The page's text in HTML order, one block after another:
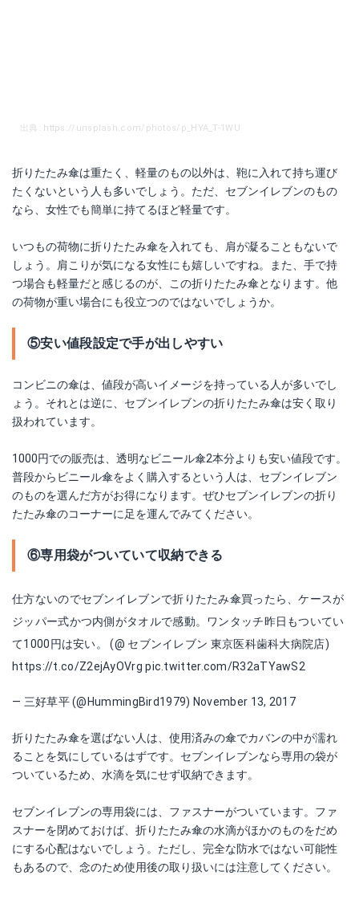
出典: https://unsplash.com/photos/p_HYA_T-1WU
折りたたみ傘は重たく、軽量のもの以外は、鞄に入れて持ち運び
たくないという人も多いでしょう。ただ、セブンイレブンのもの
なら、女性でも簡単に持てるほど軽量です。
いつもの荷物に折りたたみ傘を入れても、肩が凝ることもないで
しょう。肩こりが気になる女性にも嬉しいですね。また、手で持
つ場合も軽量だと感じるのが、この折りたたみ傘となります。他
の荷物が重い場合にも役立つのではないでしょうか。
⑤安い値段設定で手が出しやすい
コンビニの傘は、値段が高いイメージを持っている人が多いでし
ょう。それとは逆に、セブンイレブンの折りたたみ傘は安く取り
扱われています。
1000円での販売は、透明なビニール傘2本分よりも安い値段です。
普段からビニール傘をよく購入するという人は、セブンイレブン
のものを選んだ方がお得になります。ぜひセブンイレブンの折り
たたみ傘のコーナーに足を運んでみてください。
⑥専用袋がついていて収納できる
仕方ないのでセブンイレブンで折りたたみ傘買ったら、ケースが
ジッパー式かつ内側がタオルで感動。ワンタッチ昨日もついてい
て1000円は安い。 (@ セブンイレブン 東京医科歯科大病院店)
https://t.co/Z2ejAyOVrg pic.twitter.com/R32aTYawS2
— 三好草平 (@HummingBird1979) November 13, 2017
折りたたみ傘を選ばない人は、使用済みの傘でカバンの中が濡れ
ることを気にしているはずです。セブンイレブンなら専用の袋が
ついているため、水滴を気にせず収納できます。
セブンイレブンの専用袋には、ファスナーがついています。ファ
スナーを閉めておけば、折りたたみ傘の水滴がほかのものをだめ
にする心配はないでしょう。ただし、完全な防水ではない可能性
もあるので、念のため使用後の取り扱いには注意してください。